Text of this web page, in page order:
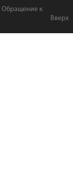
Обращение к
Вверх